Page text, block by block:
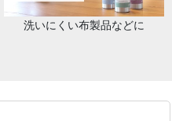
洗いにくい布製品などに